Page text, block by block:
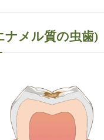
ナメル質の虫歯)